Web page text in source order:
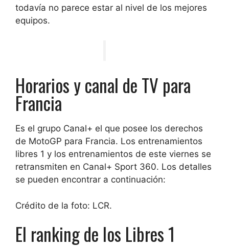
todavía no parece estar al nivel de los mejores
equipos.
Horarios y canal de TV para
Francia
Es el grupo Canal+ el que posee los derechos
de MotoGP para Francia. Los entrenamientos
libres 1 y los entrenamientos de este viernes se
retransmiten en Canal+ Sport 360. Los detalles
se pueden encontrar a continuación:
Crédito de la foto: LCR.
El ranking de los Libres 1